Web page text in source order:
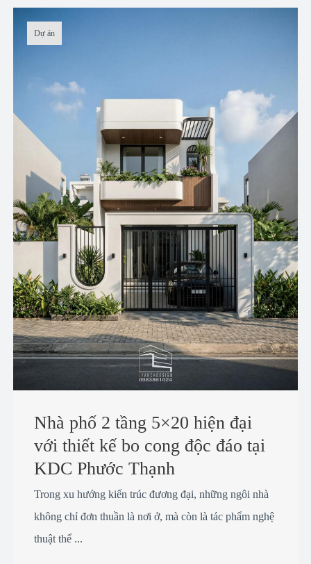
Dự án
Nhà phố 2 tầng 5×20 hiện đại
với thiết kế bo cong độc đáo tại
KDC Phước Thạnh
Trong xu hướng kiến trúc đương đại, những ngôi nhà
không chỉ đơn thuần là nơi ở, mà còn là tác phẩm nghệ
thuật thể ...